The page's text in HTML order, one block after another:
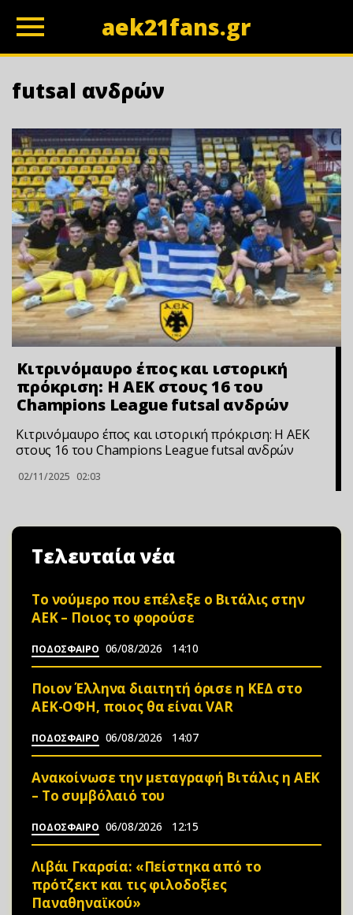
aek21fans.gr
futsal ανδρών
Κιτρινόμαυρο έπος και ιστορική
πρόκριση: Η ΑΕΚ στους 16 του
Champions League futsal ανδρών
Κιτρινόμαυρο έπος και ιστορική πρόκριση: Η ΑΕΚ
στους 16 του Champions League futsal ανδρών
02/11/2025 02:03
Τελευταία νέα
Το νούμερο που επέλεξε ο Βιτάλις στην
ΑΕΚ – Ποιος το φορούσε
ΠΟΔΟΣΦΑΙΡΟ 06/08/2026 14:10
Ποιον Έλληνα διαιτητή όρισε η ΚΕΔ στο
ΑΕΚ-ΟΦΗ, ποιος θα είναι VAR
ΠΟΔΟΣΦΑΙΡΟ 06/08/2026 14:07
Ανακοίνωσε την μεταγραφή Βιτάλις η ΑΕΚ
– Το συμβόλαιό του
ΠΟΔΟΣΦΑΙΡΟ 06/08/2026 12:15
Λιβάι Γκαρσία: «Πείστηκα από το
πρότζεκτ και τις φιλοδοξίες
Παναθηναϊκού»